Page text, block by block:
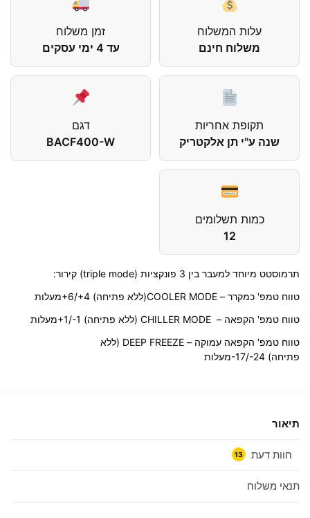
עלות המשלוח
משלוח חינם
זמן משלוח
עד 4 ימי עסקים
תקופת אחריות
שנה ע"י תן אלקטריק
דגם
BACF400-W
כמות תשלומים
12
תרמוסטט מיוחד למעבר בין 3 פונקציות ( triple mode) קירור:
טווח טמפ' כמקרר – COOLER MODE(ללא פתיחה) +6/+4מעלות
טווח טמפ' הקפאה – CHILLER MODE (ללא פתיחה) +1/-1מעלות
טווח טמפ' הקפאה עמוקה – DEEP FREEZE (ללא
פתיחה) -17/-24מעלות
תיאור
חוות דעת 13
תנאי משלוח